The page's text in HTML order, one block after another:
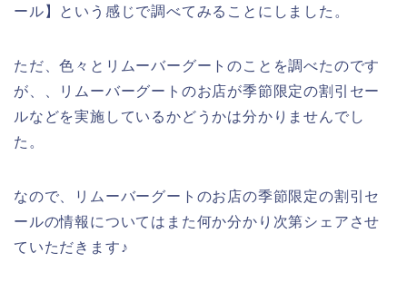
ール】という感じで調べてみることにしました。
ただ、色々とリムーバーグートのことを調べたのです
が、、リムーバーグートのお店が季節限定の割引セー
ルなどを実施しているかどうかは分かりませんでし
た。
なので、リムーバーグートのお店の季節限定の割引セ
ールの情報についてはまた何か分かり次第シェアさせ
ていただきます♪